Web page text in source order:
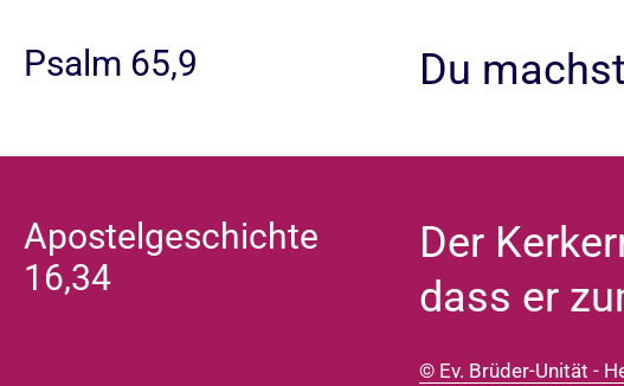
Du
Psalm 65,9
Der
dass er
Apostelgeschichte
16,34
© Ev. Brüder-Unität -